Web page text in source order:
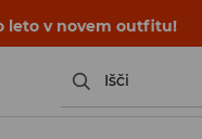
leto v novem outfitu!
Išči